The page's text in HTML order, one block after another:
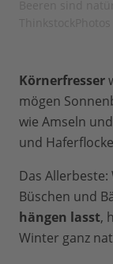
Körnerfresser
mögen
wie Amseln
und
Das
Büschen und
hängen lasst,
Winter ganz